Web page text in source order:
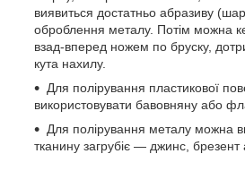
виявиться достатньо абразиву
оброблення металу. Потім можна
взад-вперед ножем по бруску,
кута нахилу.
Для полірування пластикової
використовувати бавовняну або
Для полірування металу можна
тканину загрубіє — джинс, брезент